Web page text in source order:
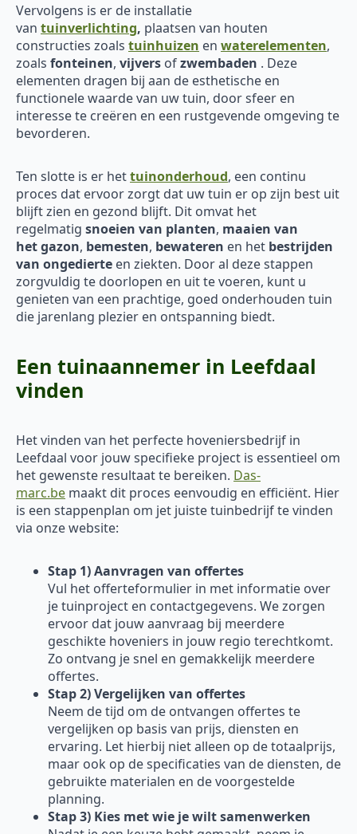
Vervolgens is er de installatie
van tuinverlichting, plaatsen van houten
constructies zoals tuinhuizen en waterelementen,
zoals fonteinen, vijvers ofzwembaden . Deze
elementen dragen bij aan de esthetische en
functionele waarde van uw tuin, door sfeer en
interesse te creëren en een rustgevende omgeving te
bevorderen.
Ten slotte is er hettuinonderhoud, een continu
proces dat ervoor zorgt dat uw tuin er op zijn best uit
blijft zien en gezond blijft. Dit omvat het
regelmatig snoeien van planten, maaien van
hetgazon, bemesten, bewateren en het bestrijden
van ongedierte en ziekten. Door al deze stappen
zorgvuldig te doorlopen en uit te voeren, kunt u
genieten van een prachtige, goed onderhouden tuin
die jarenlang plezier en ontspanning biedt.
Een tuinaannemer in Leefdaal
vinden
Het vinden van het perfecte hoveniersbedrijf in
Leefdaal voor jouw specifieke project is essentieel om
het gewenste resultaat te bereiken. Das-
marc.be maakt dit proces eenvoudig en efficiënt. Hier
is een stappenplan om jet juiste tuinbedrijf te vinden
via onze website:
Stap 1) Aanvragen van offertes
Vul het offerteformulier in met informatie over
je tuinproject en contactgegevens. We zorgen
ervoor dat jouw aanvraag bij meerdere
geschikte hoveniers in jouw regio terechtkomt.
Zo ontvang je snel en gemakkelijk meerdere
offertes.
Stap 2) Vergelijken van offertes
Neem de tijd om de ontvangen offertes te
vergelijken op basis van prijs, diensten en
ervaring. Let hierbij niet alleen op de totaalprijs,
maar ook op de specificaties van de diensten, de
gebruikte materialen en de voorgestelde
planning.
Stap 3) Kies met wie je wilt samenwerken